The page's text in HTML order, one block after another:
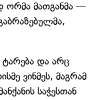
ორმა მათგანმა —
და არც
ვინმეს, მაგრამ
საჭესთან